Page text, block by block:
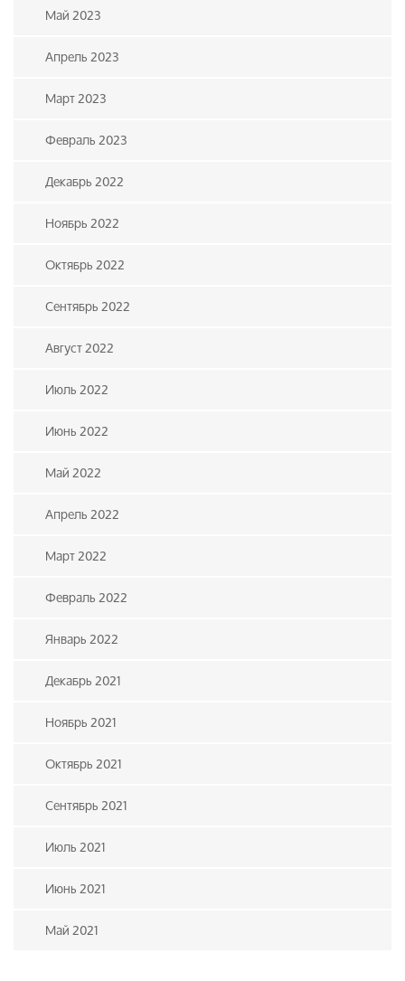
Май 2023
Апрель 2023
Март 2023
Февраль 2023
Декабрь 2022
Ноябрь 2022
Октябрь 2022
Сентябрь 2022
Август 2022
Июль 2022
Июнь 2022
Май 2022
Апрель 2022
Март 2022
Февраль 2022
Январь 2022
Декабрь 2021
Ноябрь 2021
Октябрь 2021
Сентябрь 2021
Июль 2021
Июнь 2021
Май 2021